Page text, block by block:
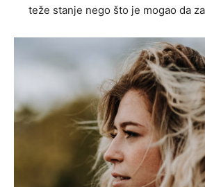
teže stanje nego što je mogao da